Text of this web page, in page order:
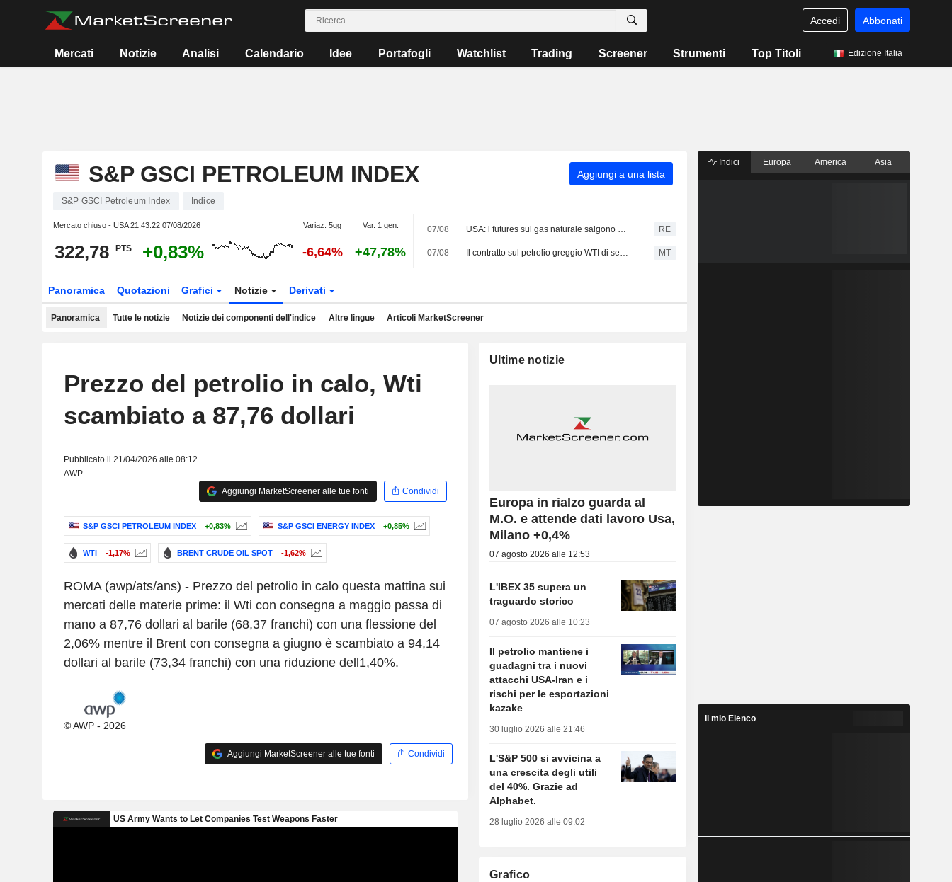
Accedi Abbonati
Mercati Notizie Analisi Calendario Idee Portafogli Watchlist Trading Screener Strumenti Top Titoli Edizione Italia
S&P GSCI PETROLEUM INDEX Aggiungi a una lista
S&P GSCI Petroleum Index Indice
Mercato chiuso - USA21:43:22 07/08/2026 Variaz. 5gg Var. 1 gen.
322,78 PTS +0,83% -6,64% +47,78%
07/08 USA: i futures sul gas naturale salgono grazie all'aumento dei flussi di esportazione di GNL RE
07/08 Il contratto sul petrolio greggio WTI di settembre chiude in rialzo di 0,89 USD, pari all'1,2%, attestandosi a 78,18 USD al barile. Il Brent di ottobre è stato scambiato l'ultima volta in aumento di 0,89 USD, pari all'1,1%, a 83,38 USD. MT
Panoramica Quotazioni Grafici Notizie Derivati
Panoramica Tutte le notizie Notizie dei componenti dell'indice Altre lingue Articoli MarketScreener
Prezzo del petrolio in calo, Wti
scambiato a 87,76 dollari
Pubblicato il 21/04/2026 alle 08:12
AWP
Aggiungi MarketScreener alle tue fonti
Condividi
S&P GSCI PETROLEUM INDEX +0,83% S&P GSCI ENERGY INDEX +0,85%
WTI -1,17% BRENT CRUDE OIL SPOT -1,62%
ROMA (awp/ats/ans) - Prezzo del petrolio in calo questa mattina sui
mercati delle materie prime: il Wti con consegna a maggio passa di
mano a 87,76 dollari al barile (68,37 franchi) con una flessione del
2,06% mentre il Brent con consegna a giugno è scambiato a 94,14
dollari al barile (73,34 franchi) con una riduzione dell1,40%.
© AWP - 2026
Aggiungi MarketScreener alle tue fonti Condividi
Ultime notizie
Europa in rialzo guarda al
M.O. e attende dati lavoro Usa,
Milano +0,4%
07 agosto 2026 alle 12:53
L'IBEX 35 supera un
traguardo storico
07 agosto 2026 alle 10:23
Il petrolio mantiene i
guadagni tra i nuovi
attacchi USA-Iran e i
rischi per le esportazioni
kazake
30 luglio 2026 alle 21:46
L'S&P 500 si avvicina a
una crescita degli utili
del 40%. Grazie ad
Alphabet.
28 luglio 2026 alle 09:02
Grafico
Indici Europa America Asia
Il mio Elenco